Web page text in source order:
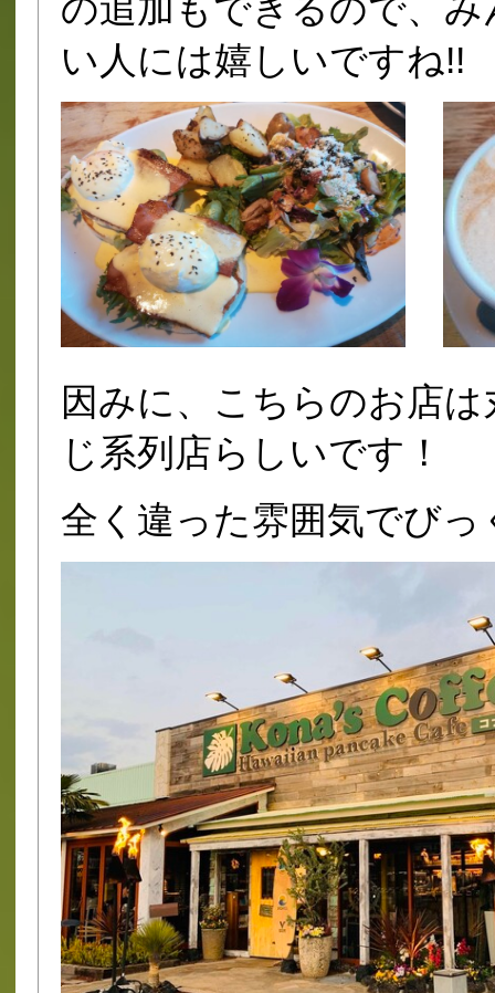
の追加もできるので、
い人には嬉しいですね!!
因みに、こちらのお店
じ系列店らしいです！
全く違った雰囲気でび